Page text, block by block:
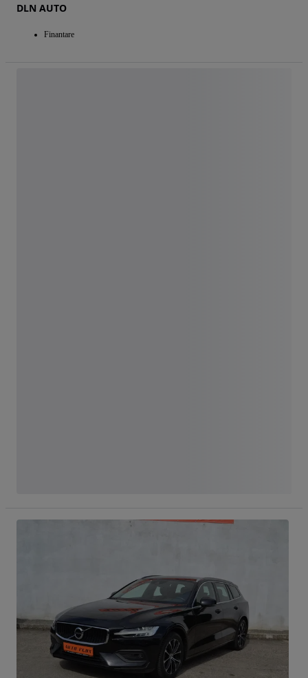
DLN AUTO
Finantare